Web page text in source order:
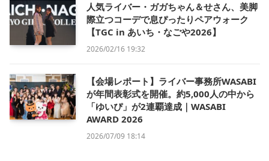
人気ライバー・ガガちゃん＆せさん、美脚
際立つコーデで息ぴったりペアウォーク
【TGC in あいち・なごや2026】
2026/02/16 19:32
【会場レポート】ライバー事務所WASABI
が年間表彰式を開催。約5,000人の中から
「ゆいぴ」が2連覇達成｜WASABI
AWARD 2026
2026/07/09 18:14